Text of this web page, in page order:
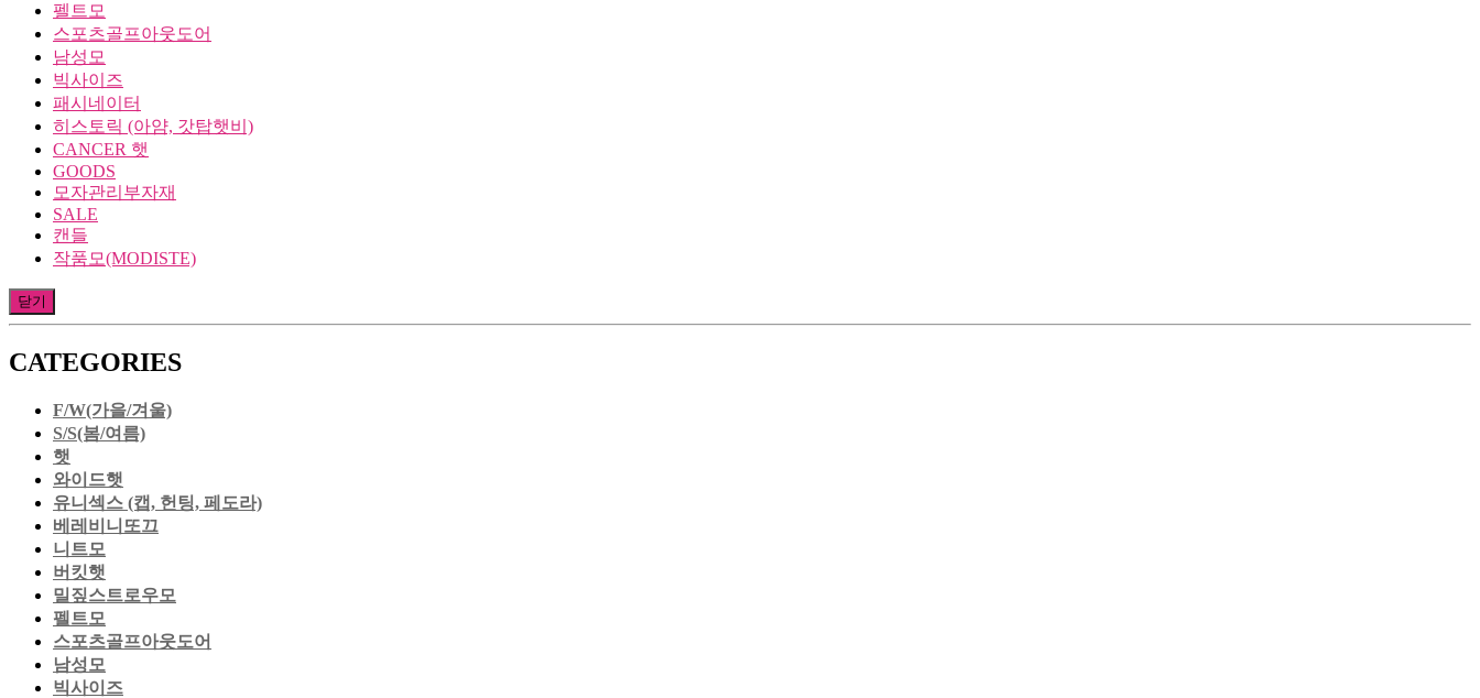
펠트모
스포츠골프아웃도어
남성모
빅사이즈
패시네이터
히스토릭 (아얌, 갓탑햇비)
CANCER 햇
GOODS
모자관리부자재
SALE
캔들
작품모(MODISTE)
닫기
CATEGORIES
F/W(가을/겨울)
S/S(봄/여름)
햇
와이드햇
유니섹스 (캡, 헌팅, 페도라)
베레비니또끄
니트모
버킷햇
밀짚스트로우모
펠트모
스포츠골프아웃도어
남성모
빅사이즈